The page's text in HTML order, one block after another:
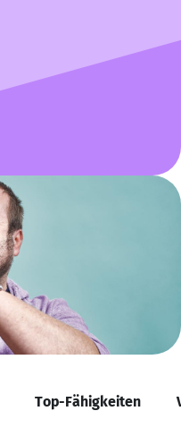
Top-Fähigkeiten